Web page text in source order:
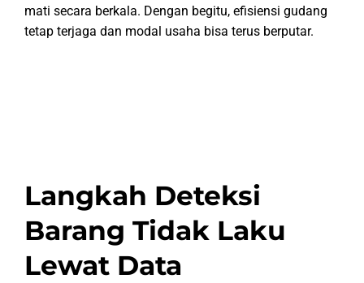
mati secara berkala. Dengan begitu, efisiensi gudang
tetap terjaga dan modal usaha bisa terus berputar.
Langkah Deteksi
Barang Tidak Laku
Lewat Data